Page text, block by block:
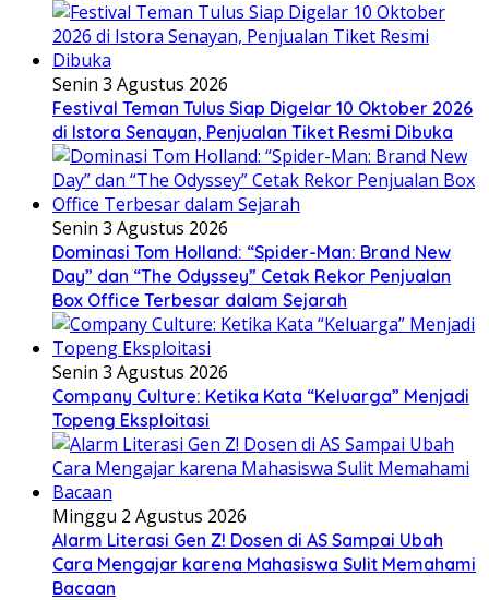
Senin 3 Agustus 2026
Festival Teman Tulus Siap Digelar 10 Oktober 2026
di Istora Senayan, Penjualan Tiket Resmi Dibuka
Senin 3 Agustus 2026
Dominasi Tom Holland: “Spider-Man: Brand New
Day” dan “The Odyssey” Cetak Rekor Penjualan
Box Office Terbesar dalam Sejarah
Senin 3 Agustus 2026
Company Culture: Ketika Kata “Keluarga” Menjadi
Topeng Eksploitasi
Minggu 2 Agustus 2026
Alarm Literasi Gen Z! Dosen di AS Sampai Ubah
Cara Mengajar karena Mahasiswa Sulit Memahami
Bacaan